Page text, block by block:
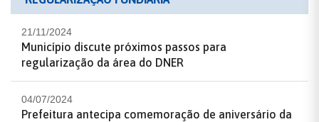
21/11/2024
Município discute próximos passos para
regularização da área do DNER
04/07/2024
Prefeitura antecipa comemoração de aniversário da